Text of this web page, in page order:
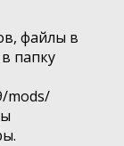
файлы в
папку
mods/